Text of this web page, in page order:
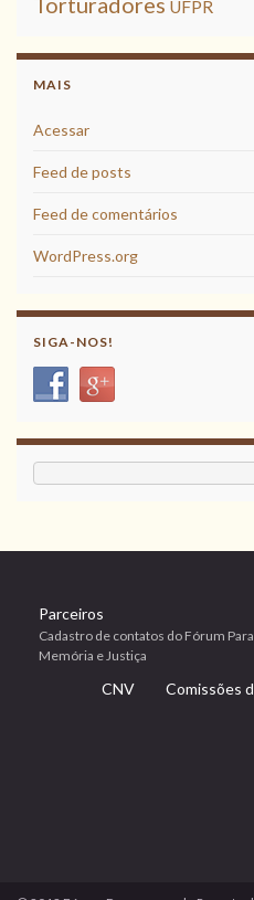
UFPR
MAIS
Acessar
Feed de posts
Feed de comentários
WordPress.org
SIGA-NOS!
Parceiros
Cadastro de contatos do Fórum
Memória e Justiça
CNV
Comissões